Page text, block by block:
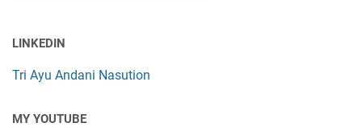
LINKEDIN
Tri Ayu Andani Nasution
MY YOUTUBE